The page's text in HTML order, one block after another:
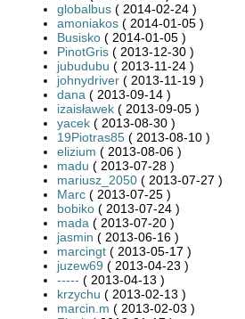
globalbus ( 2014-02-24 )
amoniakos ( 2014-01-05 )
Busisko ( 2014-01-05 )
PinotGris ( 2013-12-30 )
jubudubu ( 2013-11-24 )
johnydriver ( 2013-11-19 )
dana ( 2013-09-14 )
izaisławek ( 2013-09-05 )
yacek ( 2013-08-30 )
19Piotras85 ( 2013-08-10 )
elizium ( 2013-08-06 )
madu ( 2013-07-28 )
mariusz_2050 ( 2013-07-27 )
Marc ( 2013-07-25 )
bobiko ( 2013-07-24 )
mada ( 2013-07-20 )
jasmin ( 2013-06-16 )
marcingt ( 2013-05-17 )
juzew69 ( 2013-04-23 )
----- ( 2013-04-13 )
krzychu ( 2013-02-13 )
marcin.m ( 2013-02-03 )